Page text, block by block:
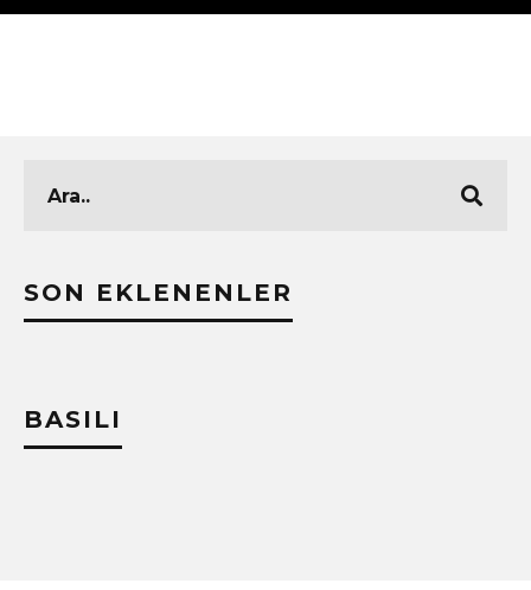
SON EKLENENLER
BASILI